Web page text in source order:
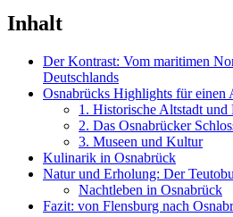
Inhalt
Der Kontrast: Vom maritimen
Deutschlands
Osnabrücks Highlights für einen
1. Historische Altstadt und
2. Das Osnabrücker
3. Museen und Kultur
Kulinarik in Osnabrück
Natur und Erholung: Der
Nachtleben in Osnabrück
Fazit: von Flensburg nach